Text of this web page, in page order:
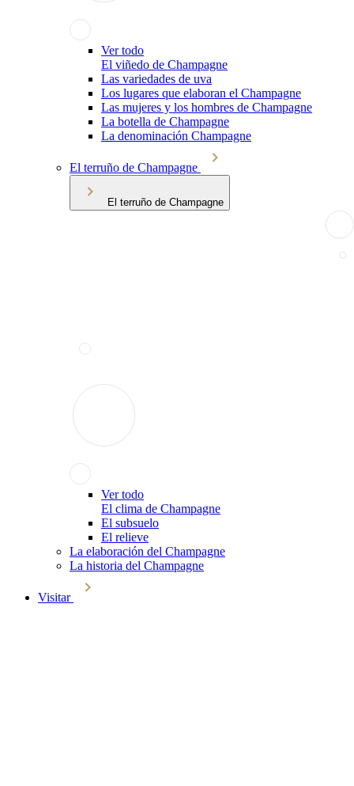
Ver todo
El viñedo de Champagne
Las variedades de uva
Los lugares que elaboran el Champagne
Las mujeres y los hombres de Champagne
La botella de Champagne
La denominación Champagne
El terruño de Champagne
El terruño de Champagne
Ver todo
El clima de Champagne
El subsuelo
El relieve
La elaboración del Champagne
La historia del Champagne
Visitar